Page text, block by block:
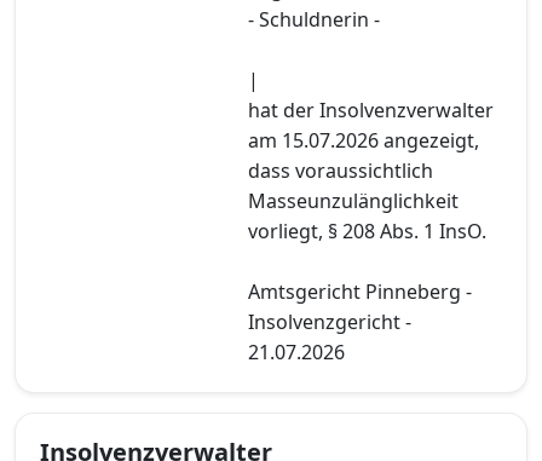
- Schuldnerin -
|
hat der Insolvenzverwalter
am 15.07.2026 angezeigt,
dass voraussichtlich
Masseunzulänglichkeit
vorliegt, § 208 Abs. 1 InsO.
Amtsgericht Pinneberg -
Insolvenzgericht -
21.07.2026
Insolvenzverwalter